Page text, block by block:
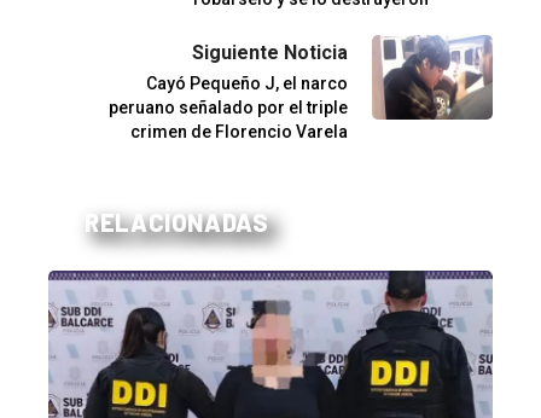
Siguiente Noticia
Cayó Pequeño J, el narco
peruano señalado por el triple
crimen de Florencio Varela
RELACIONADAS